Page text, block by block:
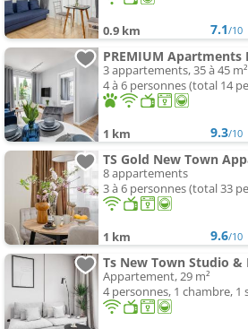
0.9 km 7.1/10
3 appartements, 35 à 45 m²
4 à 6 personnes (total 14
1 km 9.3/10
8 appartements
3 à 6 personnes (total 33
1 km 9.6/10
Ts New Town Studio &
Appartement, 29 m²
4 personnes, 1 chambre, 1